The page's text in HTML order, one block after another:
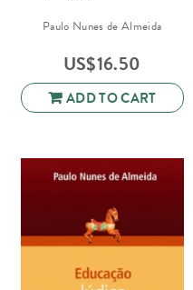
Paulo Nunes de Almeida
US$16.50
ADD TO CART